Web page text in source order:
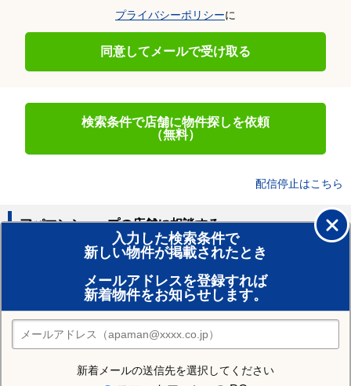
プライバシーポリシーに
同意してメールで受け取る
検索条件で店舗に物件探しを依頼
（無料）
配信停止はこちら
入力した検索条件で
新しい物件が掲載されたとき
メールアドレスを登録すれば
新着物件をお知らせします。
新着メールの送信先を選択してください
アパマンショップの店舗に相談する
賃貸のプロがお部屋探し！
おまかせ物件リクエスト
住みたい街の店舗を探す
店舗検索
住む街研究所で江別市の情報を見る